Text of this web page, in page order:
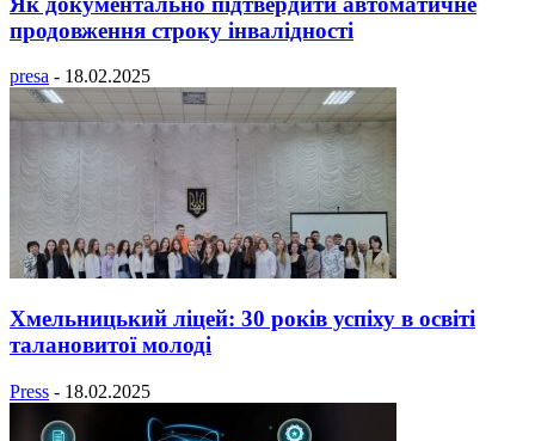
продовження строку інвалідності
presa - 18.02.2025
Хмельницький ліцей: 30 років успіху в освіті
талановитої молоді
Press - 18.02.2025